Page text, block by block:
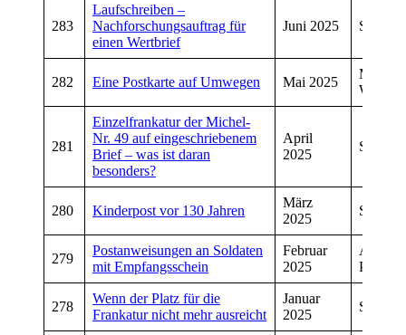
283
Laufschreiben –
Nachforschungsauftrag für
einen Wertbrief
Juni 2025 Sven
282 Eine Postkarte auf Umwegen Mai 2025
281
Einzelfrankatur der Michel-
Nr. 49 auf eingeschriebenem
Brief – was ist daran
besonders?
April
2025
Sven
280 Kinderpost vor 130 Jahren
März
2025
Sven
279
Postanweisungen an Soldaten
mit Empfangsschein
Februar
2025
Aleks
278
Wenn der Platz für die
Frankatur nicht mehr ausreicht
Januar
2025
Sven